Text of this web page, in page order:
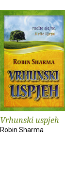
Vrhunski uspjeh
Robin Sharma